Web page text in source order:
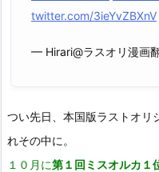
twitter.com/3ieYvZBXnV
— Hirari@ラスオリ漫画
つい先日、本国版ラストオリ
れその中に。
１０月に第１回ミスオルカ１